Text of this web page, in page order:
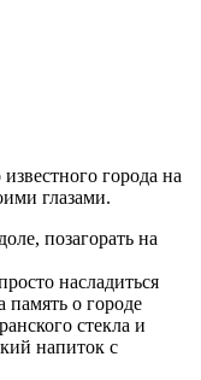
города на
глазами.
позагорать на
насладиться
память о городе
стекла и
напиток с